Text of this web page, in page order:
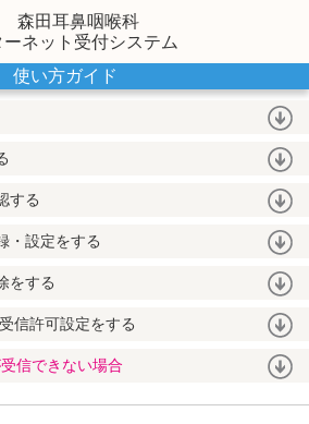
森田耳鼻咽喉科
ーネット受付システム
使い方ガイド
する
・設定をする
をする
信許可設定をする
信できない場合